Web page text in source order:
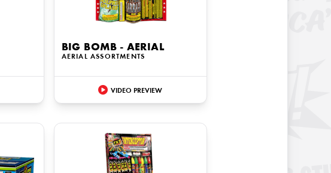
BIG BOMB - AERIAL
AERIAL ASSORTMENTS
VIDEO PREVIEW